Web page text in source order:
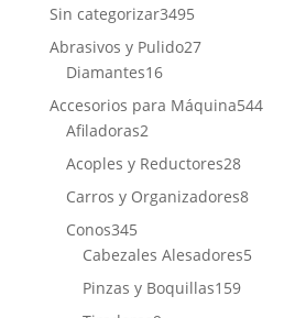
Sin categorizar34953495
productos
Abrasivos y Pulido2727
Diamantes1616
productos
Accesorios para Máquina544544
Afiladoras22
productos
Acoples y Reductores2828
productos
Carros y Organizadores88
Conos345345
productos
Cabezales Alesadores55
Pinzas y Boquillas159159